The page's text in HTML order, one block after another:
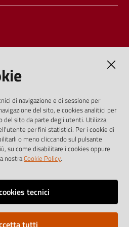
riutilizzabili solo alle condizioni
2003/98/CE e dal d.lgs.
di navigazione e di sessione per
del sito, e cookies analitici per
del sito da parte degli utenti. Utilizza
per fini statistici. Per i cookie di
o meno cliccando sul pulsante
su come disabilitare i cookies oppure
nostraCookie Policy.
tecnici
tutti